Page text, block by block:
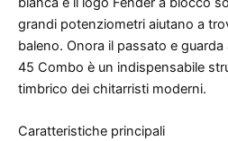
grandi potenziometri aiutano a
baleno. Onora il passato e
45 Combo è un indispensabile
timbrico dei chitarristi moderni.
Caratteristiche principali